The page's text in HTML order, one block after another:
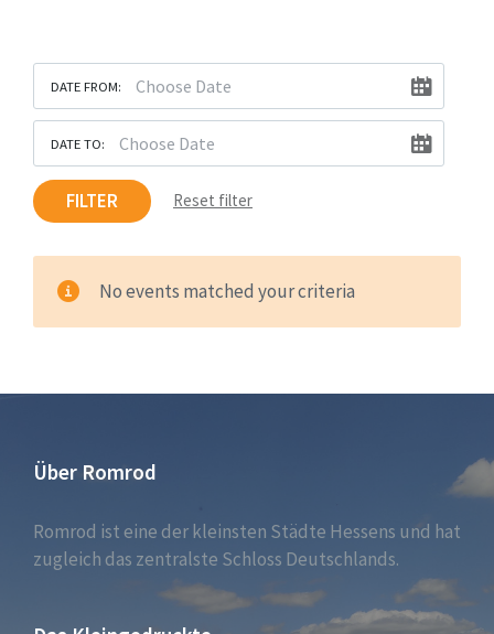
DATE FROM:
DATE TO:
FILTER Reset filter
No events matched your criteria
Über Romrod
Romrod ist eine der kleinsten Städte Hessens und hat
zugleich das zentralste Schloss Deutschlands.